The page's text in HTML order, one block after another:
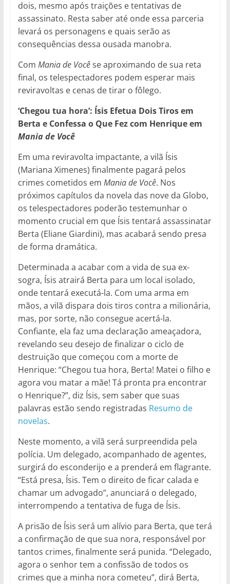
dois, mesmo após traições e tentativas de
assassinato. Resta saber até onde essa parceria
levará os personagens e quais serão as
consequências dessa ousada manobra.
Com Mania de Vocêse aproximando de sua reta
final, os telespectadores podem esperar mais
reviravoltas e cenas de tirar o fôlego.
‘Chegou tua hora’: Ísis Efetua Dois Tiros em
Berta e Confessa o Que Fez com Henrique em
Mania de Você
Em uma reviravolta impactante, a vilã Ísis
(Mariana Ximenes) finalmente pagará pelos
crimes cometidos em Mania de Você. Nos
próximos capítulos da novela das nove da Globo,
os telespectadores poderão testemunhar o
momento crucial em que Ísis tentará assassinatar
Berta (Eliane Giardini), mas acabará sendo presa
de forma dramática.
Determinada a acabar com a vida de sua ex-
sogra, Ísis atrairá Berta para um local isolado,
onde tentará executá-la. Com uma arma em
mãos, a vilã dispara dois tiros contra a milionária,
mas, por sorte, não consegue acertá-la.
Confiante, ela faz uma declaração ameaçadora,
revelando seu desejo de finalizar o ciclo de
destruição que começou com a morte de
Henrique: “Chegou tua hora, Berta! Matei o filho e
agora vou matar a mãe! Tá pronta pra encontrar
o Henrique?”, diz Ísis, sem saber que suas
palavras estão sendo registradas Resumo de
novelas.
Neste momento, a vilã será surpreendida pela
polícia. Um delegado, acompanhado de agentes,
surgirá do esconderijo e a prenderá em flagrante.
“Está presa, Ísis. Tem o direito de ficar calada e
chamar um advogado”, anunciará o delegado,
interrompendo a tentativa de fuga de Ísis.
A prisão de Ísis será um alívio para Berta, que terá
a confirmação de que sua nora, responsável por
tantos crimes, finalmente será punida. “Delegado,
agora o senhor tem a confissão de todos os
crimes que a minha nora cometeu”, dirá Berta,